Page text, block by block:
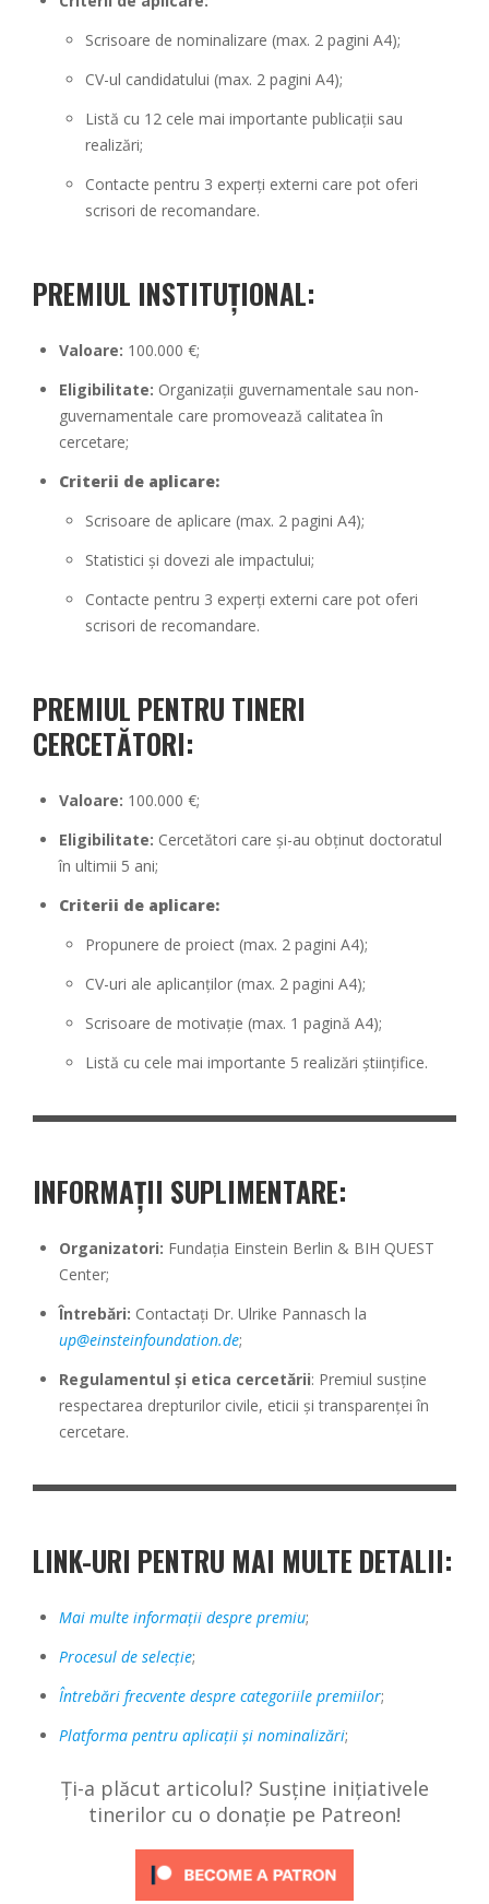
Scrisoare de nominalizare (max. 2 pagini A4);
CV-ul candidatului (max. 2 pagini A4);
Listă cu 12 cele mai importante publicații sau
realizări;
Contacte pentru 3 experți externi care pot oferi
scrisori de recomandare.
PREMIUL INSTITUȚIONAL:
Valoare: 100.000 €;
Eligibilitate: Organizații guvernamentale sau non-
guvernamentale care promovează calitatea în
cercetare;
Criterii de aplicare:
Scrisoare de aplicare (max. 2 pagini A4);
Statistici și dovezi ale impactului;
Contacte pentru 3 experți externi care pot oferi
scrisori de recomandare.
PREMIUL PENTRU TINERI
CERCETĂTORI:
Valoare: 100.000 €;
Eligibilitate: Cercetători care și-au obținut doctoratul
în ultimii 5 ani;
Criterii de aplicare:
Propunere de proiect (max. 2 pagini A4);
CV-uri ale aplicanților (max. 2 pagini A4);
Scrisoare de motivație (max. 1 pagină A4);
Listă cu cele mai importante 5 realizări științifice.
INFORMAȚII SUPLIMENTARE:
Organizatori: Fundația Einstein Berlin & BIH QUEST
Center;
Întrebări: Contactați Dr. Ulrike Pannasch la
up@einsteinfoundation.de;
Regulamentul și etica cercetării: Premiul susține
respectarea drepturilor civile, eticii și transparenței în
cercetare.
LINK-URI PENTRU MAI MULTE DETALII:
Mai multe informații despre premiu;
Procesul de selecție;
Întrebări frecvente despre categoriile premiilor;
Platforma pentru aplicații și nominalizări;
Ți-a plăcut articolul? Susține inițiativele
tinerilor cu o donație pe Patreon!